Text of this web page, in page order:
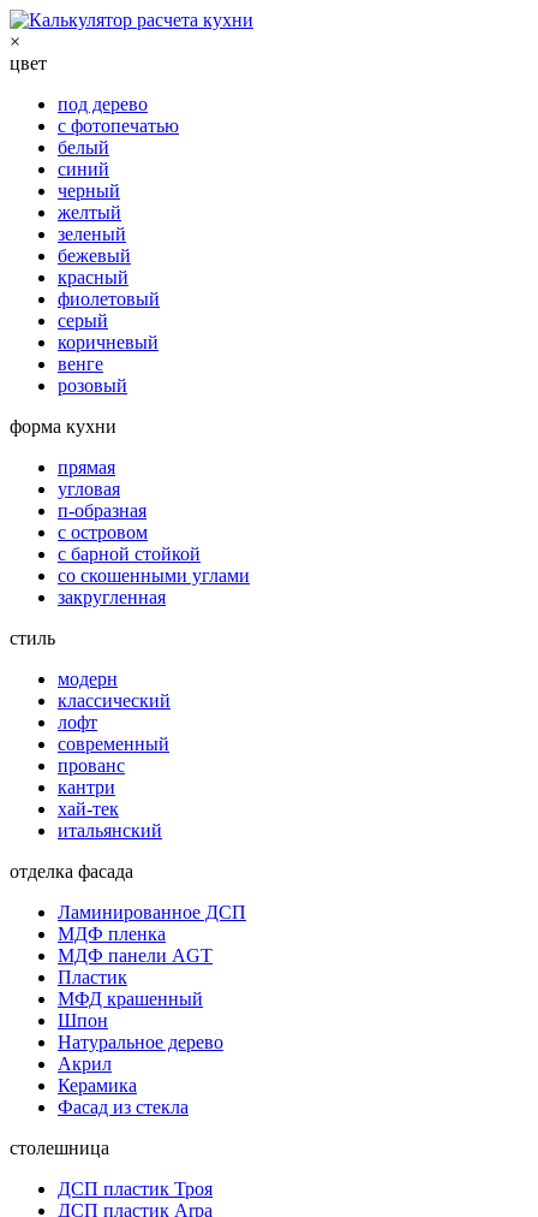
×
цвет
под дерево
с фотопечатью
белый
синий
черный
желтый
зеленый
бежевый
красный
фиолетовый
серый
коричневый
венге
розовый
форма кухни
прямая
угловая
п-образная
с островом
с барной стойкой
со скошенными углами
закругленная
стиль
модерн
классический
лофт
современный
прованс
кантри
хай-тек
итальянский
отделка фасада
Ламинированное ДСП
МДФ пленка
МДФ панели AGT
Пластик
МФД крашенный
Шпон
Натуральное дерево
Акрил
Керамика
Фасад из стекла
столешница
ДСП пластик Троя
ДСП пластик Arpa